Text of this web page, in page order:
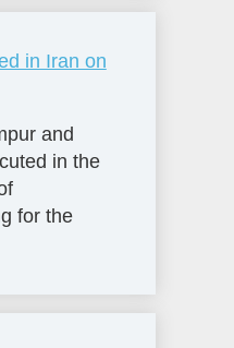
in Iran on
and
in the
for the